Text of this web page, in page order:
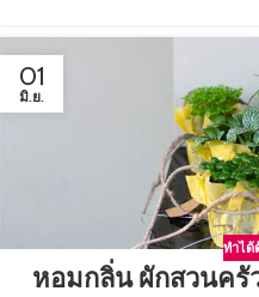
01
มิ.ย.
ทำได้
หอมกลิ่น ผักสวนครั